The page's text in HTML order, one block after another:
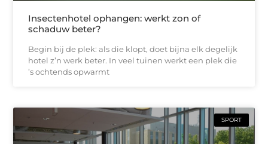
Insectenhotel ophangen: werkt zon of
schaduw beter?
Begin bij de plek: als die klopt, doet bijna elk degelijk
hotel z’n werk beter. In veel tuinen werkt een plek die
’s ochtends opwarmt
SPORT